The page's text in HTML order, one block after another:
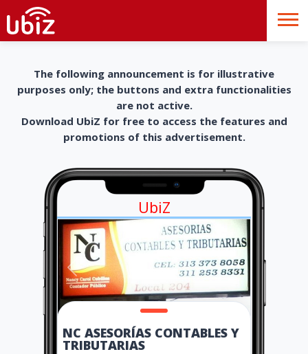
The following announcement is for illustrative
purposes only; the buttons and extra functionalities
are not active.
Download UbiZ for free to access the features and
promotions of this advertisement.
UbiZ
NC ASESORÍAS CONTABLES Y
TRIBUTARIAS